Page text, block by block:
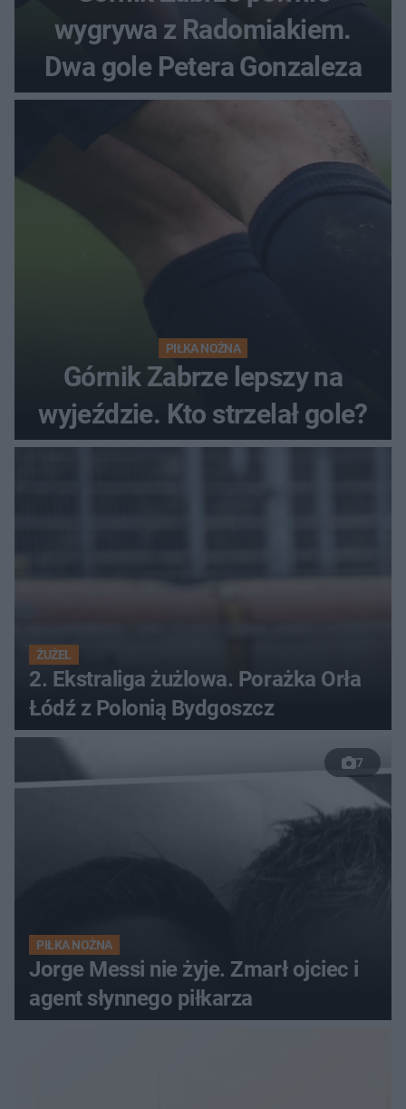
wygrywa z Radomiakiem.
Dwa gole Petera Gonzaleza
PIŁKA NOŻNA
Górnik Zabrze lepszy na
wyjeździe. Kto strzelał gole?
ŻUŻEL
2. Ekstraliga żużlowa. Porażka Orła
Łódź z Polonią Bydgoszcz
7
PIŁKA NOŻNA
Jorge Messi nie żyje. Zmarł ojciec i
agent słynnego piłkarza